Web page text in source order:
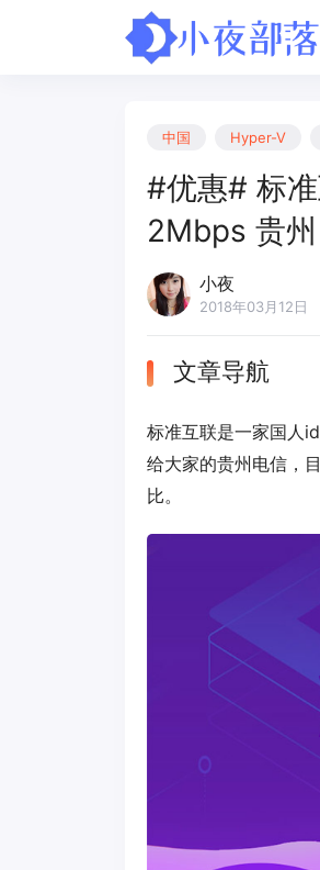
中国 Hyper-V
#优惠# 标
2Mbps 贵州
小夜
2018年03月12日
文章导航
标准互联是一家国人
给大家的贵州电信，
比。